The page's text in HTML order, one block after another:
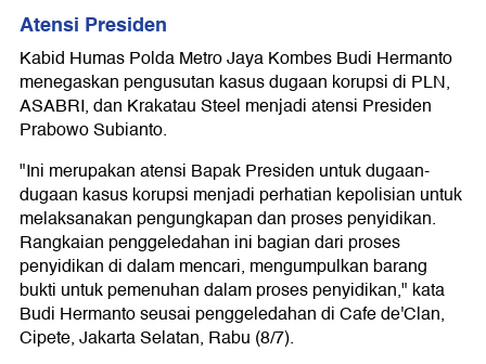
Atensi Presiden
Kabid Humas Polda Metro Jaya Kombes Budi Hermanto
menegaskan pengusutan kasus dugaan korupsi di PLN,
ASABRI, dan Krakatau Steel menjadi atensi Presiden
Prabowo Subianto.
"Ini merupakan atensi Bapak Presiden untuk dugaan-
dugaan kasus korupsi menjadi perhatian kepolisian untuk
melaksanakan pengungkapan dan proses penyidikan.
Rangkaian penggeledahan ini bagian dari proses
penyidikan di dalam mencari, mengumpulkan barang
bukti untuk pemenuhan dalam proses penyidikan," kata
Budi Hermanto seusai penggeledahan di Cafe de'Clan,
Cipete, Jakarta Selatan, Rabu (8/7).